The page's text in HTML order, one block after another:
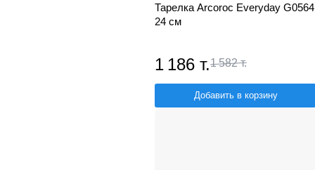
Тарелка Arcoroc Everyday G0564
24 см
1 186 т.1 582 т.
Добавить в корзину